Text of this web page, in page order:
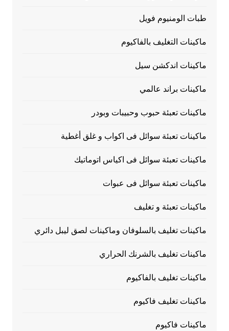
طبات الومنيوم فويل
ماكينات التغليف بالفاكيوم
ماكينات اندكشن سيل
ماكينات براند عالمي
ماكينات تعبئة حبوب وحبيبات وبودر
ماكينات تعبئة سوائل فى اكواب و غلق أغطية
ماكينات تعبئة سوائل فى اكياس اتوماتيك
ماكينات تعبئة سوائل فى عبوات
ماكينات تعبئة و تغليف
ماكينات تغليف بالسلوفان وماكينات لصق ليبل دائري
ماكينات تغليف بالشرنك الحراري
ماكينات تغليف بالفاكيوم
ماكينات تغليف فاكيوم
ماكينات فاكيوم